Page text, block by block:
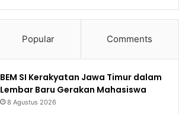
Popular Comments
BEM SI Kerakyatan Jawa Timur dalam
Lembar Baru Gerakan Mahasiswa
8 Agustus 2026